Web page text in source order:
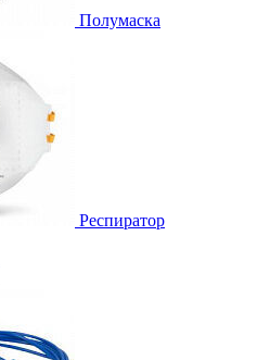
Полумаска
Респиратор